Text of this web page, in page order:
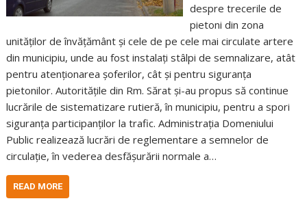
despre trecerile de
pietoni din zona
unităților de învățământ și cele de pe cele mai circulate artere
din municipiu, unde au fost instalați stâlpi de semnalizare, atât
pentru atenționarea șoferilor, cât și pentru siguranța
pietonilor. Autoritățile din Rm. Sărat și-au propus să continue
lucrările de sistematizare rutieră, în municipiu, pentru a spori
siguranța participanților la trafic. Administrația Domeniului
Public realizează lucrări de reglementare a semnelor de
circulație, în vederea desfășurării normale a…
READ MORE